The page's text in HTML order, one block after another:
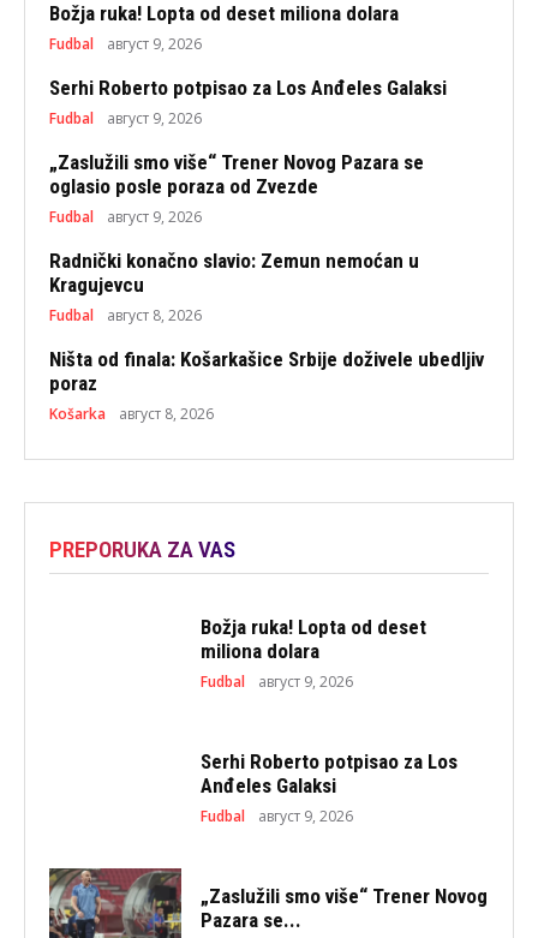
Božja ruka! Lopta od deset miliona dolara
Fudbal август 9, 2026
Serhi Roberto potpisao za Los Anđeles Galaksi
Fudbal август 9, 2026
„Zaslužili smo više“ Trener Novog Pazara se
oglasio posle poraza od Zvezde
Fudbal август 9, 2026
Radnički konačno slavio: Zemun nemoćan u
Kragujevcu
Fudbal август 8, 2026
Ništa od finala: Košarkašice Srbije doživele ubedljiv
poraz
Košarka август 8, 2026
PREPORUKA ZA VAS
Božja ruka! Lopta od deset
miliona dolara
Fudbal август 9, 2026
Serhi Roberto potpisao za Los
Anđeles Galaksi
Fudbal август 9, 2026
„Zaslužili smo više“ Trener Novog
Pazara se...